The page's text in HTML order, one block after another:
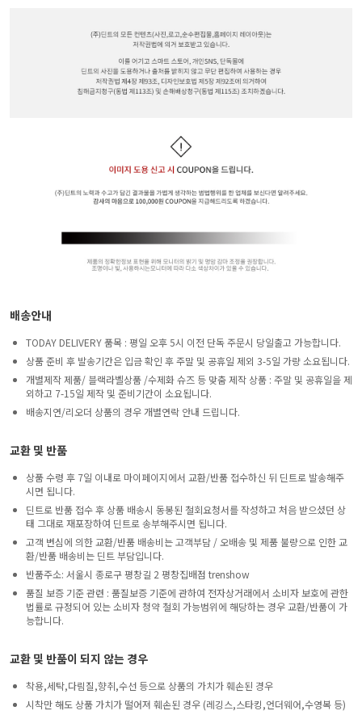
배송안내
TODAY DELIVERY 품목 : 평일 오후 5시 이전 단독 주문시 당일출고 가능합니다.
상품 준비 후 발송기간은 입금 확인 후 주말 및 공휴일 제외 3-5일 가량 소요됩니다.
개별제작 제품/ 블랙라벨상품 /수제화 슈즈 등 맞춤 제작 상품 : 주말 및 공휴일을 제
외하고 7-15일 제작 및 준비기간이 소요됩니다.
배송지연/리오더 상품의 경우 개별연락 안내 드립니다.
교환 및 반품
상품 수령 후 7일 이내로 마이페이지에서 교환/반품 접수하신 뒤 딘트로 발송해주
시면 됩니다.
딘트로 반품 접수 후 상품 배송시 동봉된 철회요청서를 작성하고 처음 받으셨던 상
태 그대로 재포장하여 딘트로 송부해주시면 됩니다.
고객 변심에 의한 교환/반품 배송비는 고객부담 / 오배송 및 제품 불량으로 인한 교
환/반품 배송비는 딘트 부담입니다.
반품주소: 서울시 종로구 평창길 2 평창집배점 trenshow
품질 보증 기준 관련 : 품질보증 기준에 관하여 전자상거래에서 소비자 보호에 관한
법률로 규정되어 있는 소비자 청약 철회 가능범위에 해당하는 경우 교환/반품이 가
능합니다.
교환 및 반품이 되지 않는 경우
착용,세탁,다림질,향취,수선 등으로 상품의 가치가 훼손된 경우
시착만 해도 상품 가치가 떨어져 훼손된 경우 (레깅스,스타킹,언더웨어,수영복 등)